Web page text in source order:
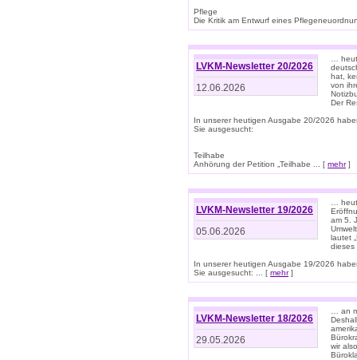
Pflege
Die Kritik am Entwurf eines
LVKM-Newsletter 20/2026
12.06.2026
…
hat,
von
Der
In unserer heutigen Ausgabe 20/2026
Sie ausgesucht:
Teilhabe
Anhörung der Petition „Teilhabe ... [ mehr]
LVKM-Newsletter 19/2026
05.06.2026
…
am 5.
lautet
dieses
In unserer heutigen Ausgabe 19/2026
Sie ausgesucht: ... [ mehr]
LVKM-Newsletter 18/2026
29.05.2026
… an
wir